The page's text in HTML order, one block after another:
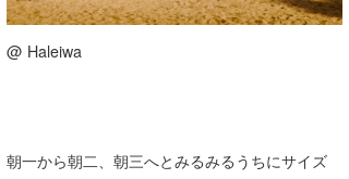
@ Haleiwa
朝一から朝二、朝三へとみるみるうちにサイズ